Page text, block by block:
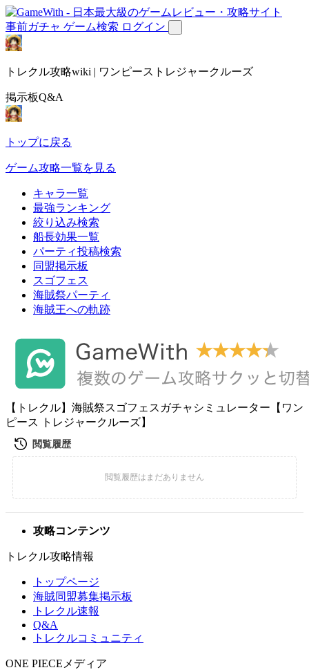
事前ガチャ ゲーム検索 ログイン
トレクル攻略wiki | ワンピーストレジャークルーズ
掲示板Q&A
トップに戻る
ゲーム攻略一覧を見る
キャラ一覧
最強ランキング
絞り込み検索
船長効果一覧
パーティ投稿検索
同盟掲示板
スゴフェス
海賊祭パーティ
海賊王への軌跡
【トレクル】海賊祭スゴフェスガチャシミュレーター【ワン
ピース トレジャークルーズ】
攻略コンテンツ
トレクル攻略情報
トップページ
海賊同盟募集掲示板
トレクル速報
Q&A
トレクルコミュニティ
ONE PIECEメディア